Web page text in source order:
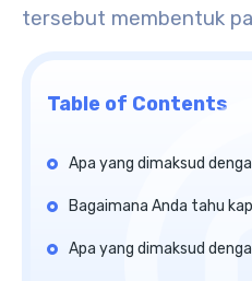
tersebut membentuk
Table of Contents
Apa yang dimaksud
Bagaimana Anda tahu
Apa yang dimaksud